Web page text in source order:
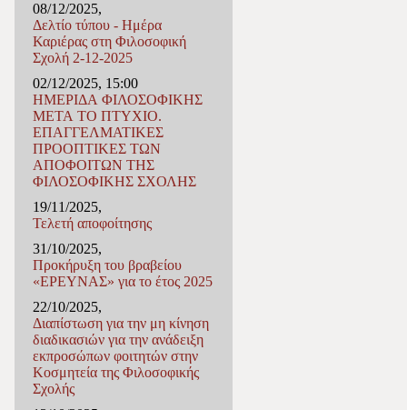
08/12/2025,
Δελτίο τύπου - Ημέρα
Καριέρας στη Φιλοσοφική
Σχολή 2-12-2025
02/12/2025, 15:00
ΗΜΕΡΙΔΑ ΦΙΛΟΣΟΦΙΚΗΣ
ΜΕΤΑ ΤΟ ΠΤΥΧΙΟ.
ΕΠΑΓΓΕΛΜΑΤΙΚΕΣ
ΠΡΟΟΠΤΙΚΕΣ ΤΩΝ
ΑΠΟΦΟΙΤΩΝ ΤΗΣ
ΦΙΛΟΣΟΦΙΚΗΣ ΣΧΟΛΗΣ
19/11/2025,
Τελετή αποφοίτησης
31/10/2025,
Προκήρυξη του βραβείου
«ΕΡΕΥΝΑΣ» για το έτος 2025
22/10/2025,
Διαπίστωση για την μη κίνηση
διαδικασιών για την ανάδειξη
εκπροσώπων φοιτητών στην
Κοσμητεία της Φιλοσοφικής
Σχολής